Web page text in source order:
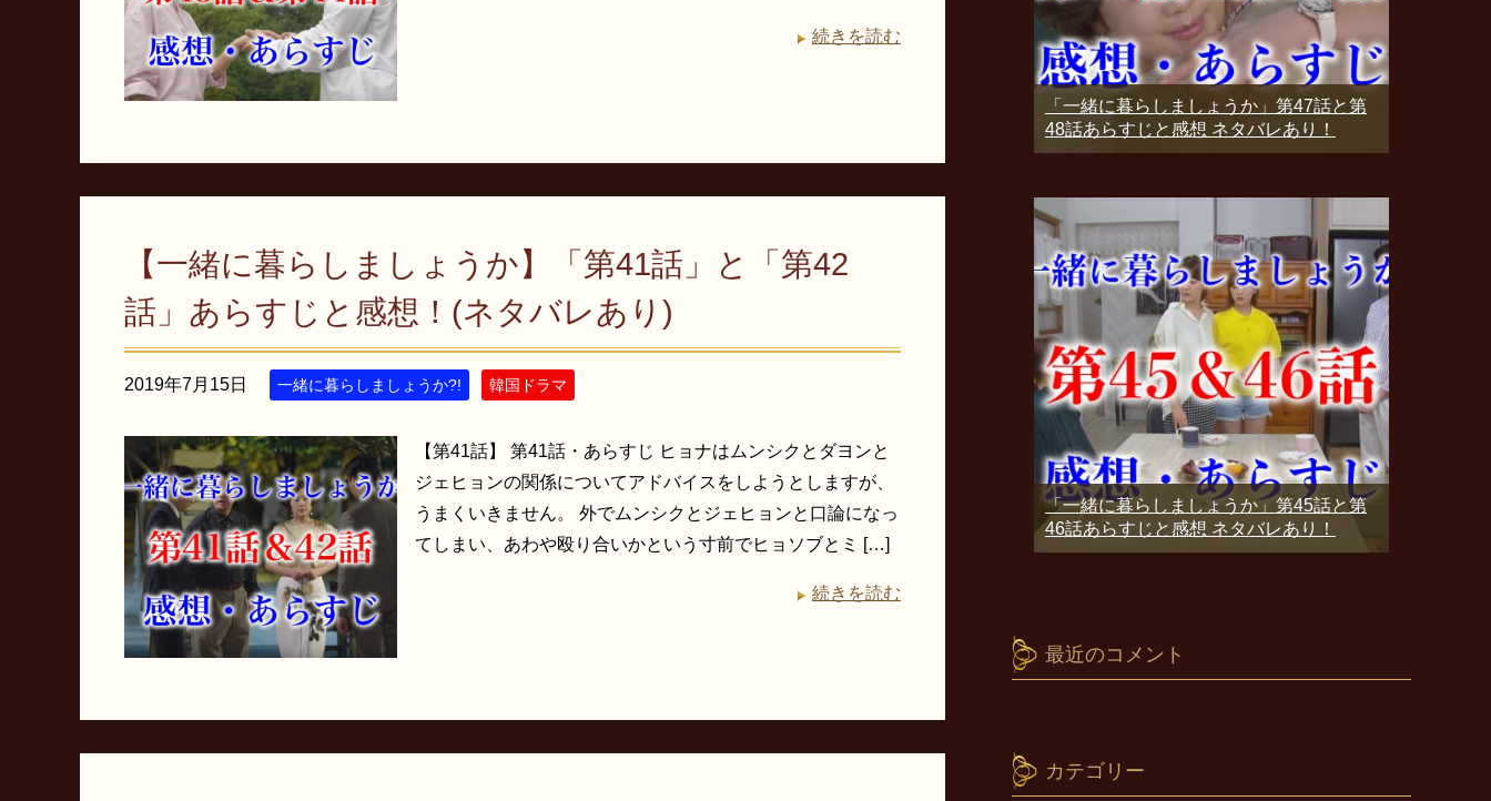
続きを読む
【一緒に暮らしましょうか】「第41話」と「第42
話」あらすじと感想！(ネタバレあり)
2019年7月15日 一緒に暮らしましょうか?! 韓国ドラマ
【第41話】 第41話・あらすじ ヒョナはムンシクとダヨンと
ジェヒョンの関係についてアドバイスをしようとしますが、
うまくいきません。 外でムンシクとジェヒョンと口論になっ
てしまい、あわや殴り合いかという寸前でヒョソブとミ […]
続きを読む
「一緒に暮らしましょうか」第47話と第
48話あらすじと感想 ネタバレあり！
「一緒に暮らしましょうか」第45話と第
46話あらすじと感想 ネタバレあり！
最近のコメント
カテゴリー